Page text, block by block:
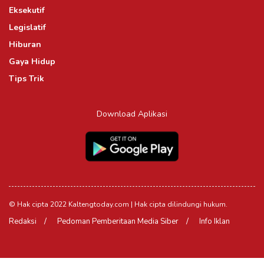
Eksekutif
Legislatif
Hiburan
Gaya Hidup
Tips Trik
Download Aplikasi
© Hak cipta 2022 Kaltengtoday.com | Hak cipta dilindungi hukum.
Redaksi Pedoman Pemberitaan Media Siber Info Iklan